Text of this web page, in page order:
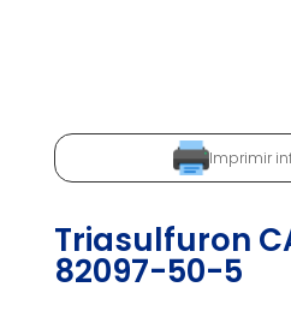
Imprimir
Triasulfuron
82097-50-5